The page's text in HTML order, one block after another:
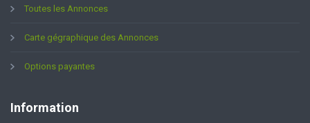
Toutes les Annonces
Carte gégraphique des Annonces
Options payantes
Information